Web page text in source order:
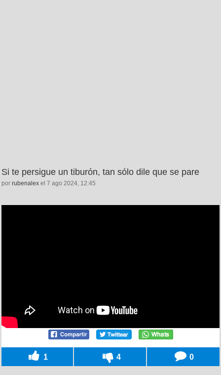
Si te persigue un tiburón, tan sólo dile que se pare
por rubenalex el 7 ago 2024, 12:45
1 4 0